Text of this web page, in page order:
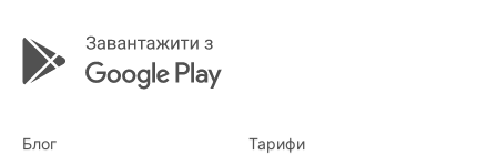
Блог Тарифи